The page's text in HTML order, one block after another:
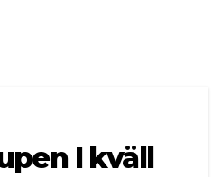
I kväll